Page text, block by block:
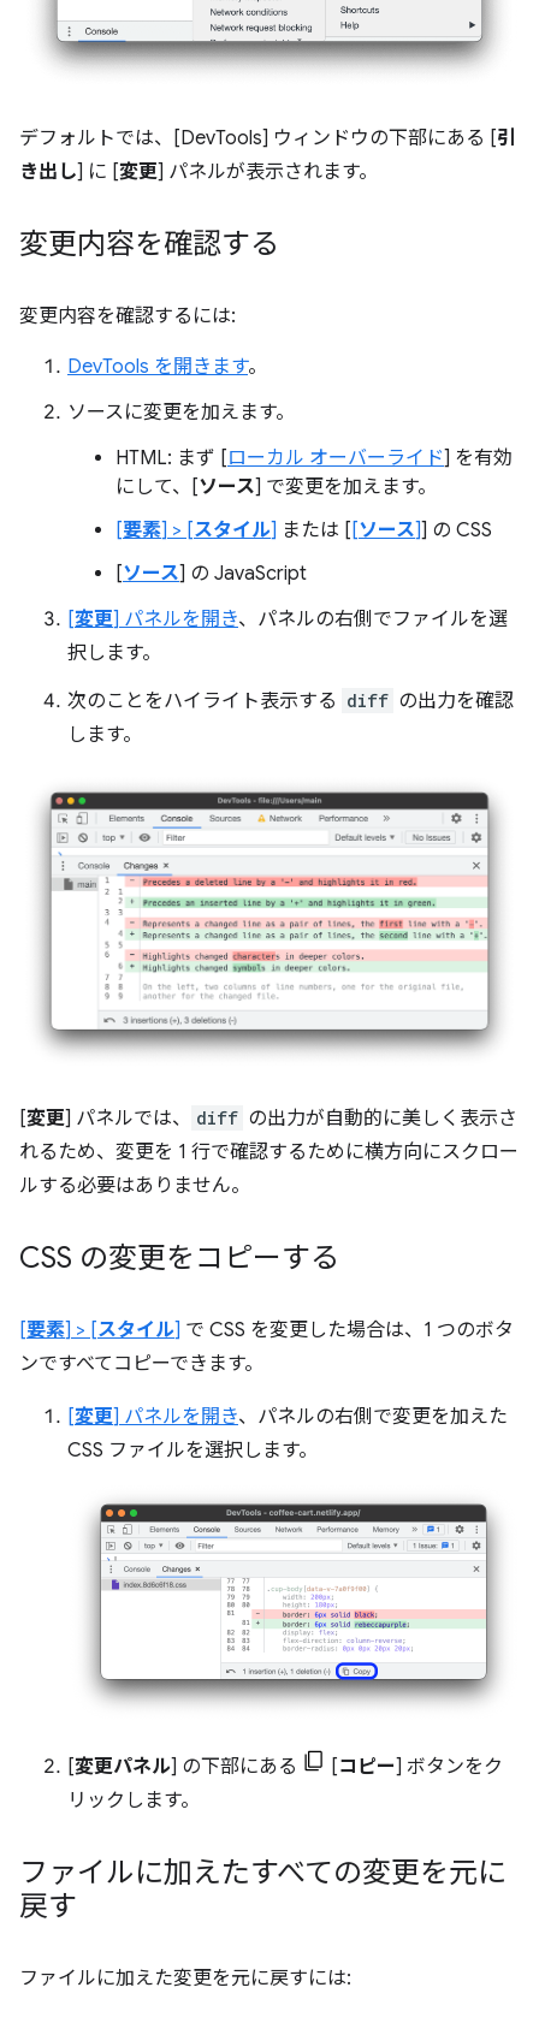
デフォルトでは、[DevTools] ウィンドウの下部にある [引
き出し] に [変更] パネルが表示されます。
変更内容を確認する
変更内容を確認するには:
DevTools を開きます。
ソースに変更を加えます。
HTML: まず [ローカル オーバーライド] を有効
にして、[ソース] で変更を加えます。
[要素] > [スタイル] または [ [ソース]] の CSS
[ソース] の JavaScript
[変更] パネルを開き、パネルの右側でファイルを選
択します。
次のことをハイライト表示する diff の出力を確認
します。
[変更] パネルでは、 diff の出力が自動的に美しく表示さ
れるため、変更を 1 行で確認するために横方向にスクロー
ルする必要はありません。
CSS の変更をコピーする
[要素] > [スタイル] で CSS を変更した場合は、1 つのボタ
ンですべてコピーできます。
[変更] パネルを開き、パネルの右側で変更を加えた
CSS ファイルを選択します。
[変更パネル] の下部にある [コピー] ボタンをク
リックします。
ファイルに加えたすべての変更を元に
戻す
ファイルに加えた変更を元に戻すには: